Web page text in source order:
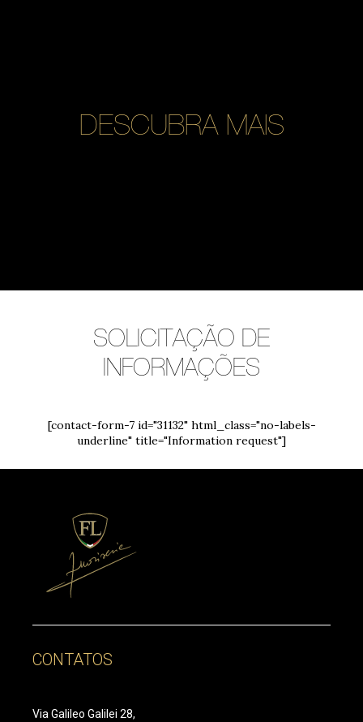
DESCUBRA MAIS
SOLICITAÇÃO DE
INFORMAÇÕES
[contact-form-7 id="31132" html_class="no-labels-
underline" title="Information request"]
CONTATOS
Via Galileo Galilei 28,